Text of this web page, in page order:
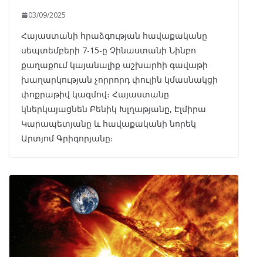
03/09/2025
Հայաստանի հրաձգության հավաքականը
սեպտեմբերի 7-15-ը Չինաստանի Նինբո
քաղաքում կայանալիք աշխարհի գավաթի
խաղարկության չորրորդ փուլին կմասնակցի
փոքրաթիվ կազմով։ Հայաստանը
կներկայացնեն Բենիկ Խլղաթյանը, Էլմիրա
Կարապետյանը և հավաքականի նորեկ
Արտյոմ Գրիգորյանը։